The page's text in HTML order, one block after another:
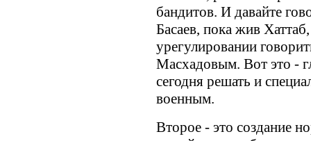
бандитов. И давайте
Басаев, пока жив
урегулировании
Масхадовым. Вот это -
сегодня решать и
военным.
Второе - это создание